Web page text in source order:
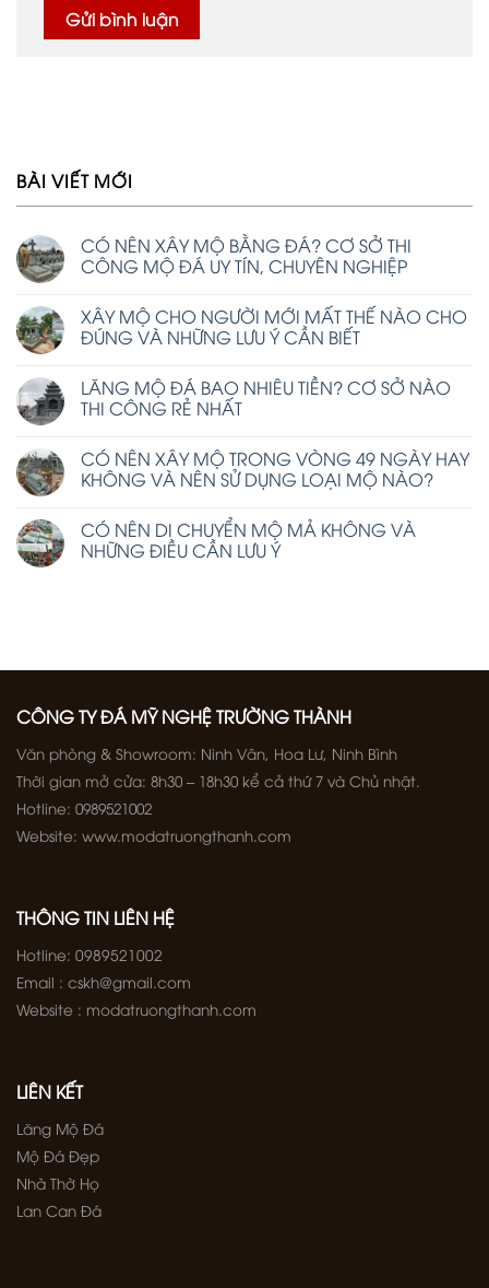
BÀI VIẾT MỚI
CÓ NÊN XÂY MỘ BẰNG ĐÁ? CƠ SỞ THI
CÔNG MỘ ĐÁ UY TÍN, CHUYÊN NGHIỆP
XÂY MỘ CHO NGƯỜI MỚI MẤT THẾ NÀO CHO
ĐÚNG VÀ NHỮNG LƯU Ý CẦN BIẾT
LĂNG MỘ ĐÁ BAO NHIÊU TIỀN? CƠ SỞ NÀO
THI CÔNG RẺ NHẤT
CÓ NÊN XÂY MỘ TRONG VÒNG 49 NGÀY HAY
KHÔNG VÀ NÊN SỬ DỤNG LOẠI MỘ NÀO?
CÓ NÊN DI CHUYỂN MỘ MẢ KHÔNG VÀ
NHỮNG ĐIỀU CẦN LƯU Ý
CÔNG TY ĐÁ MỸ NGHỆ TRƯỜNG THÀNH
Văn phòng & Showroom: Ninh Vân, Hoa Lư, Ninh Bình
Thời gian mở cửa: 8h30 – 18h30 kể cả thứ 7 và Chủ nhật.
Hotline: 0989521002
Website: www.modatruongthanh.com
THÔNG TIN LIÊN HỆ
Hotline: 0989521002
Email : cskh@gmail.com
Website : modatruongthanh.com
LIÊN KẾT
Lăng Mộ Đá
Mộ Đá Đẹp
Nhà Thờ Họ
Lan Can Đá